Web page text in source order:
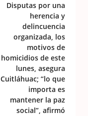
Disputas por una
herencia y
delincuencia
organizada, los
motivos de
homicidios de este
lunes, asegura
Cuitláhuac; “lo que
importa es
mantener la paz
social”, afirmó